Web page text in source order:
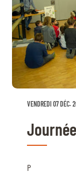
VENDREDI 07 DÉC.
P